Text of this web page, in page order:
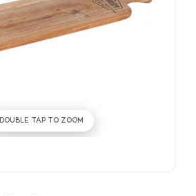
DOUBLE TAP TO ZOOM